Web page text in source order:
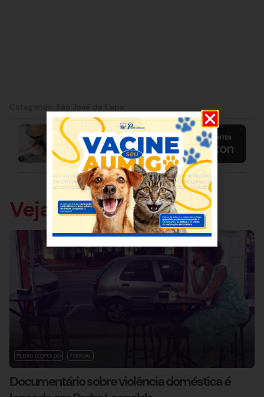
Veja também
PEDRO LEOPOLDO POLICIAL
Documentário sobre violência doméstica é